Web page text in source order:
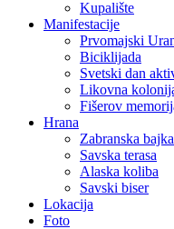
Kupalište
Manifestacije
Prvomajski
Biciklijada
Svetski dan
Likovna
Fišerov
Hrana
Zabranska bajka
Savska terasa
Alaska koliba
Savski biser
Lokacija
Foto